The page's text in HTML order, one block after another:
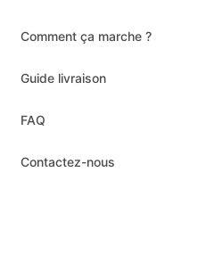
Comment ça marche ?
Guide livraison
FAQ
Contactez-nous